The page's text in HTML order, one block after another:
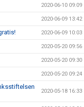
2020-06-10 09:09
2020-06-09 13:42
2020-06-09 10:03
2020-05-20 09:56
2020-05-20 09:30
2020-05-20 09:24
2020-05-18 16:33